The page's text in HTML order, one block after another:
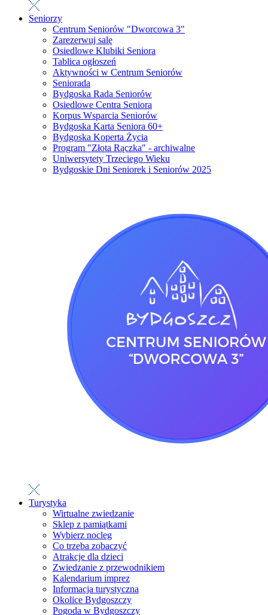
Seniorzy
Centrum Seniorów "Dworcowa 3"
Zarezerwuj salę
Osiedlowe Klubiki Seniora
Tablica ogłoszeń
Aktywności w Centrum Seniorów
Seniorada
Bydgoska Rada Seniorów
Osiedlowe Centra Seniora
Korpus Wsparcia Seniorów
Bydgoska Karta Seniora 60+
Bydgoska Koperta Życia
Program "Złota Rączka" - archiwalne
Uniwersytety Trzeciego Wieku
Bydgoskie Dni Seniorek i Seniorów 2025
Turystyka
Wirtualne zwiedzanie
Sklep z pamiątkami
Wybierz nocleg
Co trzeba zobaczyć
Atrakcje dla dzieci
Zwiedzanie z przewodnikiem
Kalendarium imprez
Informacja turystyczna
Okolice Bydgoszczy
Pogoda w Bydgoszczy